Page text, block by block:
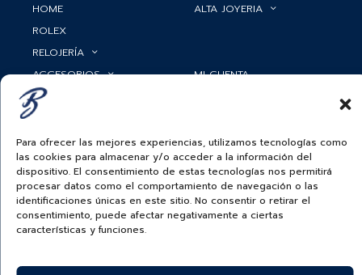
Para ofrecer las mejores experiencias, utilizamos tecnologías como
las cookies para almacenar y/o acceder a la información del
dispositivo. El consentimiento de estas tecnologías nos permitirá
procesar datos como el comportamiento de navegación o las
identificaciones únicas en este sitio. No consentir o retirar el
consentimiento, puede afectar negativamente a ciertas
características y funciones.
HOME
ROLEX
RELOJERÍA
ALTA JOYERIA
ACCESORIOS
BAUER NEWS
MI CUENTA
SIGUENOS EN
ECUADOR
BAUER & CO SAS. TODOS LOS DERECHOS
TRATAMIENTO DATOS PERSONALES BAUER |PREGUNTAS